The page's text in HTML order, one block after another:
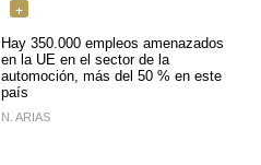
Hay 350.000 empleos amenazados
en la UE en el sector de la
automoción, más del 50 % en este
país
N. ARIAS